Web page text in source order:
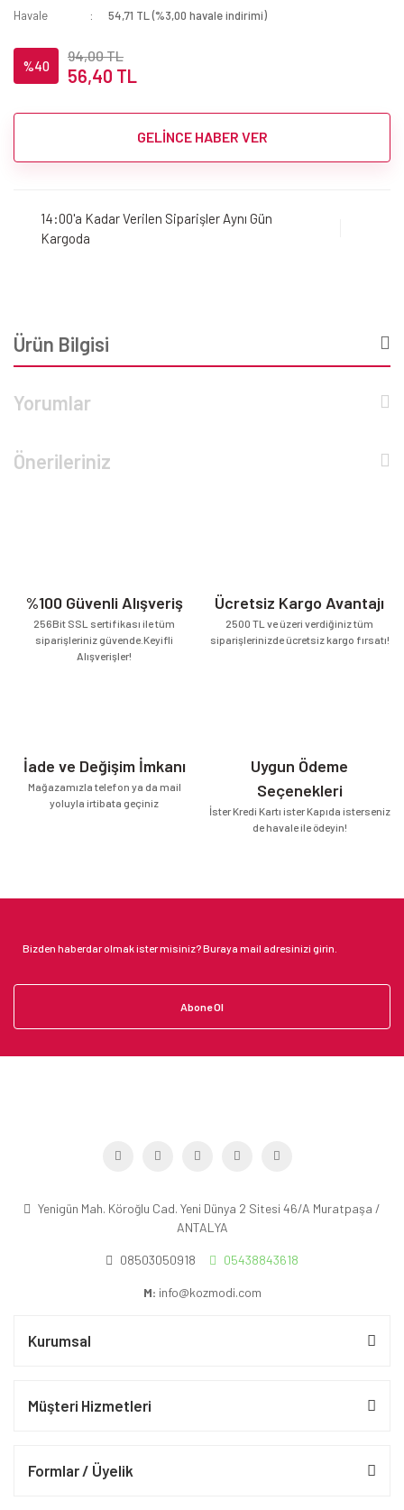
Havale
54,71 TL (%3,00 havale indirimi)
%40
94,00 TL
56,40 TL
GELİNCE HABER VER
14:00'a Kadar Verilen Siparişler Aynı Gün
Kargoda
Ürün Bilgisi
Yorumlar
Önerileriniz
%100 Güvenli Alışveriş
256Bit SSL sertifikası ile tüm
siparişleriniz güvende.Keyifli
Alışverişler!
Ücretsiz Kargo Avantajı
2500 TL ve üzeri verdiğiniz tüm
siparişlerinizde ücretsiz kargo fırsatı!
İade ve Değişim İmkanı
Mağazamızla telefon ya da mail
yoluyla irtibata geçiniz
Uygun Ödeme
Seçenekleri
İster Kredi Kartı ister Kapıda isterseniz
de havale ile ödeyin!
Abone Ol
Yenigün Mah. Köroğlu Cad. Yeni Dünya 2 Sitesi 46/A Muratpaşa /
ANTALYA
08503050918 05438843618
M: info@kozmodi.com
Kurumsal
Müşteri Hizmetleri
Formlar / Üyelik